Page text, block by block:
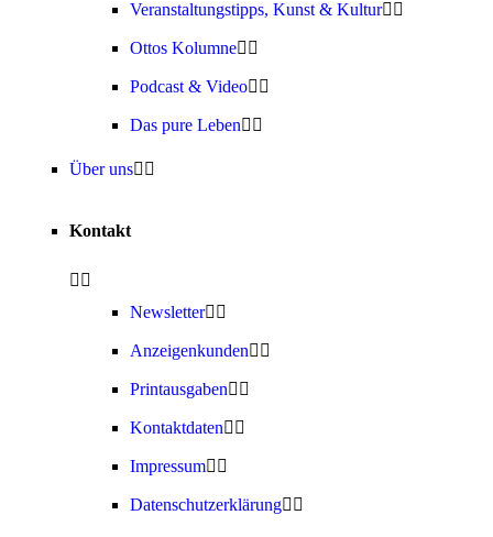
Veranstaltungstipps, Kunst & Kultur
Ottos Kolumne
Podcast & Video
Das pure Leben
Über uns
Kontakt
Newsletter
Anzeigenkunden
Printausgaben
Kontaktdaten
Impressum
Datenschutzerklärung